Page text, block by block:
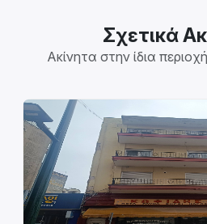
Σχετικά
Ακίνητα στην ίδια